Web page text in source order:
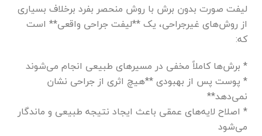
لیفت صورت بدون برش با روش منحصر بفرد برخلاف بسیاری
از روش‌های غیرجراحی، یک **لیفت جراحی واقعی** است
که:
* برش‌ها کاملاً مخفی در مسیرهای طبیعی انجام می‌شوند
* پوست پس از بهبودی **هیچ اثری از جراحی نشان
نمی‌دهد**
* اصلاح لایه‌های عمقی باعث ایجاد نتیجه طبیعی و ماندگار
می‌شود